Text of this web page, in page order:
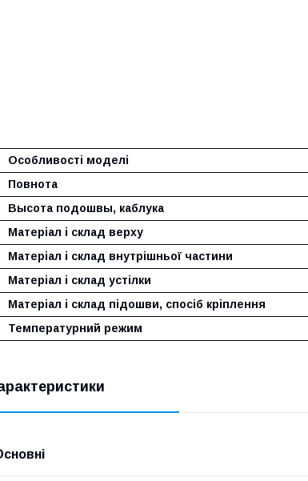
Особливості моделі
Повнота
Высота подошвы, каблука
Матеріал і склад верху
Матеріал і склад внутрішньої частини
Матеріал і склад устілки
Матеріал і склад підошви, спосіб кріплення
Температурний режим